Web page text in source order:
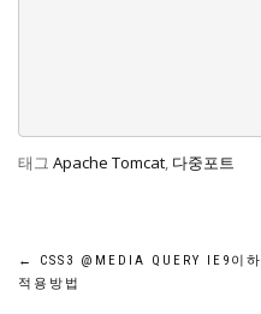
태그 Apache Tomcat, 다중포트
글
←
CSS3 @MEDIA QUERY IE9이하
적용방법